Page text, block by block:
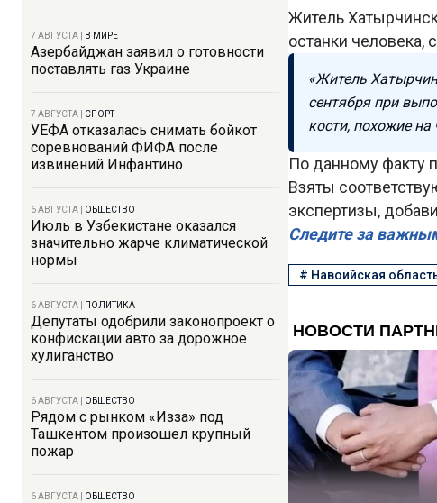
7 АВГУСТА В МИРЕ
Азербайджан заявил о готовности
поставлять газ Украине
7 АВГУСТА СПОРТ
УЕФА отказалась снимать бойкот
соревнований ФИФА после
извинений Инфантино
6 АВГУСТА ОБЩЕСТВО
Июль в Узбекистане оказался
значительно жарче климатической
нормы
6 АВГУСТА ПОЛИТИКА
Депутаты одобрили законопроект о
конфискации авто за дорожное
хулиганство
6 АВГУСТА ОБЩЕСТВО
Рядом с рынком «Изза» под
Ташкентом произошел крупный
пожар
6 АВГУСТА ОБЩЕСТВО
Житель
останки человека,
«Житель
сентября при
кости, похожие на
По данному факту
Взяты
экспертизы,
Следите за
# Навоийская